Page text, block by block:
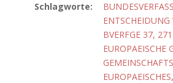
Schlagworte:
BVERFGE 37,
EUROPAEISCHE
EUROPAEISCHES,